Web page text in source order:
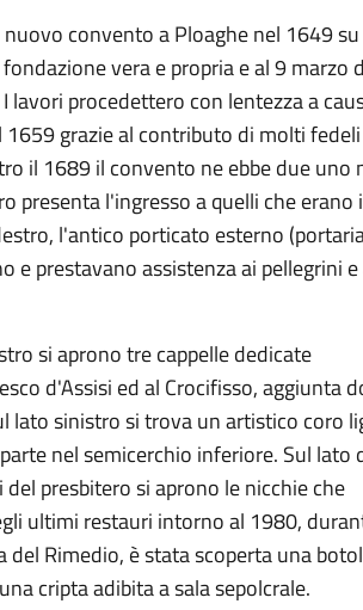
convento a Ploaghe nel 1649 su
vera e propria e al 9 marzo
lavori procedettero con lentezza a
grazie al contributo di molti fedeli
il 1689 il convento ne ebbe due uno
presenta l'ingresso a quelli che erano
l'antico porticato esterno
e prestavano assistenza ai pellegrini e
si aprono tre cappelle dedicate
d'Assisi ed al Crocifisso, aggiunta
lato sinistro si trova un artistico coro
nel semicerchio inferiore. Sul lato
presbitero si aprono le nicchie che
ultimi restauri intorno al 1980,
Rimedio, è stata scoperta una
cripta adibita a sala sepolcrale.